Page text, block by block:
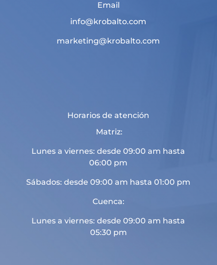
Email
info@krobalto.com
marketing@krobalto.com
Horarios de atención
Matriz:
Lunes a viernes: desde 09:00 am hasta
06:00 pm
Sábados: desde 09:00 am hasta 01:00 pm
Cuenca:
Lunes a viernes: desde 09:00 am hasta
05:30 pm